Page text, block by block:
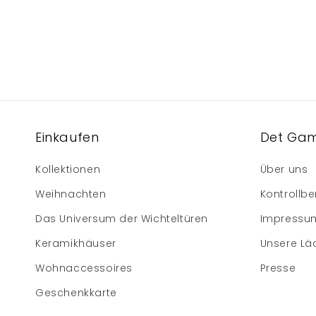
Einkaufen
Kollektionen
Weihnachten
Das Universum der Wichteltüren
Keramikhäuser
Wohnaccessoires
Geschenkkarte
Det
Über uns
Unsere
Presse